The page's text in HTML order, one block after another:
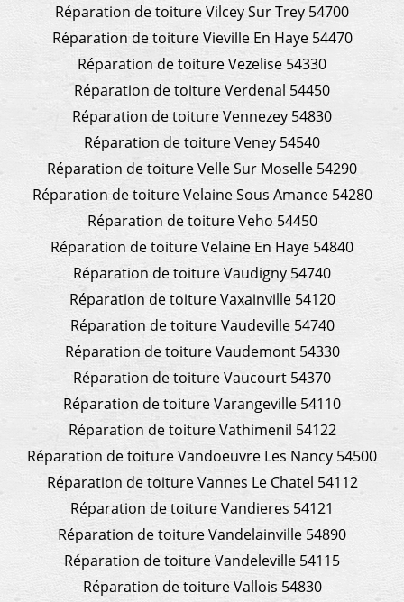
Réparation de toiture Vilcey Sur Trey 54700
Réparation de toiture Vieville En Haye 54470
Réparation de toiture Vezelise 54330
Réparation de toiture Verdenal 54450
Réparation de toiture Vennezey 54830
Réparation de toiture Veney 54540
Réparation de toiture Velle Sur Moselle 54290
Réparation de toiture Velaine Sous Amance 54280
Réparation de toiture Veho 54450
Réparation de toiture Velaine En Haye 54840
Réparation de toiture Vaudigny 54740
Réparation de toiture Vaxainville 54120
Réparation de toiture Vaudeville 54740
Réparation de toiture Vaudemont 54330
Réparation de toiture Vaucourt 54370
Réparation de toiture Varangeville 54110
Réparation de toiture Vathimenil 54122
Réparation de toiture Vandoeuvre Les Nancy 54500
Réparation de toiture Vannes Le Chatel 54112
Réparation de toiture Vandieres 54121
Réparation de toiture Vandelainville 54890
Réparation de toiture Vandeleville 54115
Réparation de toiture Vallois 54830